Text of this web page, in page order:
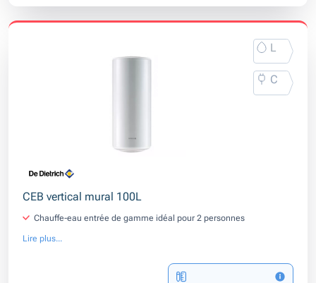
L
C
CEB vertical mural 100L
Chauffe-eau entrée de gamme idéal pour 2 personnes
Lire plus...